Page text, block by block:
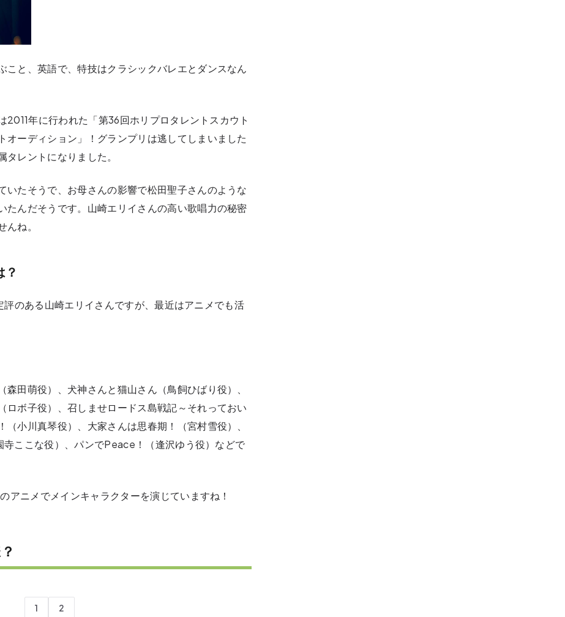
こと、英語で、特技はクラシックバレエとダンスなん
2011年に行われた「第36回ホリプロタレントスカウト
オーディション」！グランプリは逃してしまいました
レントになりました。
いたそうで、お母さんの影響で松田聖子さんのような
たんだそうです。山崎エリイさんの高い歌唱力の秘密
ね。
？
のある山崎エリイさんですが、最近はアニメでも活
田萌役）、犬神さんと猫山さん（鳥飼ひばり役）、
ロボ子役）、召しませロードス島戦記～それっておい
（小川真琴役）、大家さんは思春期！（宮村雪役）、
ここな役）、パンでPeace！（逢沢ゆう役）などで
アニメでメインキャラクターを演じていますね！
1 2